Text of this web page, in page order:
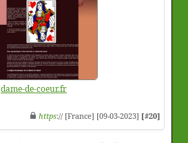
dame-de-coeur.fr
https:// [France] [09-03-2023] [#20]